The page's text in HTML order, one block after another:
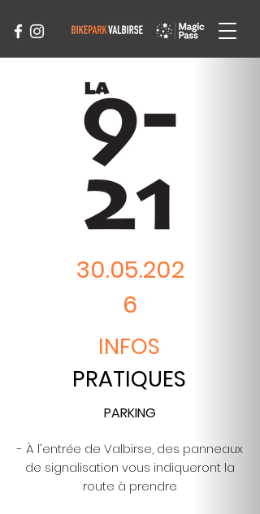
30.05.202
6
INFOS
PRATIQUES
PARKING
- À l'entrée de Valbirse, des panneaux
de signalisation vous indiqueront la
route à prendre